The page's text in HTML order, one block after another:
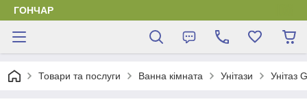
ГОНЧАР
Товари та послуги Ванна кімната Унітази Унітаз